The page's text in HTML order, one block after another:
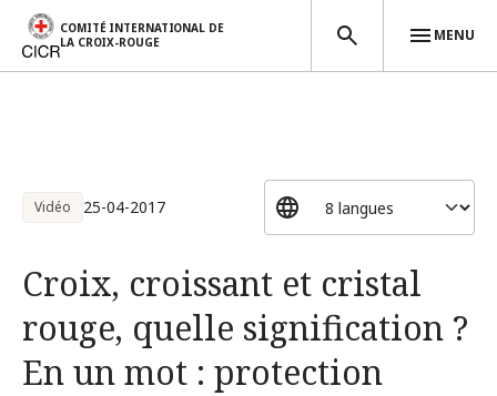
COMITÉ INTERNATIONAL DE
LA CROIX-ROUGE
MENU
Vidéo 25-04-2017
Croix, croissant et cristal
rouge, quelle signification ?
En un mot : protection